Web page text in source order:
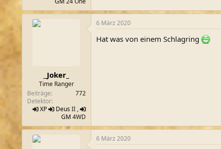
_Joker_
Time Ranger
Beiträge
772
Detektor
XP
DeusII ,
GM 4WD
6 März 2020
Hat was von einem Schlagring
6 März 2020